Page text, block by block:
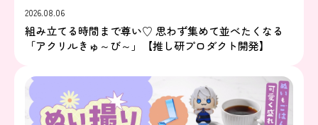
2026.08.06
組み立てる時間まで尊い♡ 思わず集めて並べたくなる
「アクリルきゅ～び～」【推し研プロダクト開発】